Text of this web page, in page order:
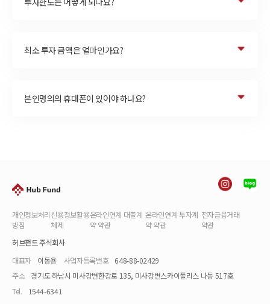
최소 투자 금액은 얼마인가요?
본인명의의 휴대폰이 있어야 하나요?
개인정보처리
방침
신용정보활용
체제
온라인연계 대출계
약 약관
온라인연계 투자계
약 약관
전자금융거래
약관
허브펀드 주식회사
대표자
이동용 사업자등록번호
648-88-02429
주소
경기도 하남시 미사강변한강로 135, 미사강변스카이폴리스 나동 517호
Tel.
1544-6341